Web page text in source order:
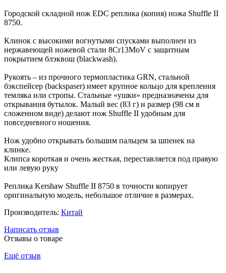
Городской складной нож EDC реплика (копия) ножа Shuffle II
8750.
Клинок с высокими вогнутыми спусками выполнен из
нержавеющей ножевой стали 8Cr13MoV с защитным
покрытием блэквош (blackwash).
Рукоять – из прочного термопластика GRN, стальной
бэкспейсер (backspaser) имеет крупное кольцо для крепления
темляка или стропы. Стальные «ушки» предназначены для
открывания бутылок. Малый вес (83 г) и размер (98 см в
сложенном виде) делают нож Shuffle II удобным для
повседневного ношения.
Нож удобно открывать большим пальцем за шпенек на
клинке.
Клипса короткая и очень жесткая, переставляется под правую
или левую руку
Реплика Kershaw Shuffle II 8750 в точности копирует
оригинальную модель, небольшое отличие в размерах.
Производитель: Китай
Написать отзыв
Отзывы о товаре
Ещё отзыв